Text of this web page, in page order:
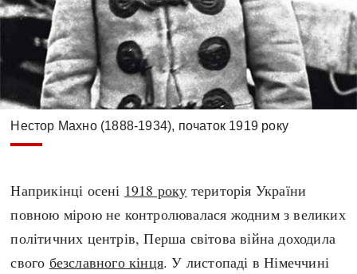
Нестор Махно (1888-1934), початок 1919 року
Наприкінці осені 1918 року територія України
повною мірою не контролювалася жодним з великих
політичних центрів, Перша світова війна доходила
свого безславного кінця. У листопаді в Німеччині